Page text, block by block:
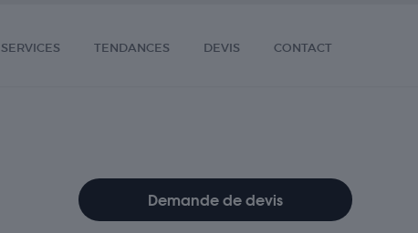
SERVICES TENDANCES DEVIS CONTACT
Demande de devis